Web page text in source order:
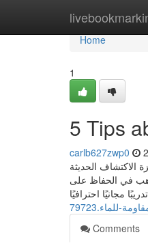
Home
Home
1
carlb627zwp0
الاكتشاف الحديثة
في الحفاظ على
Comments